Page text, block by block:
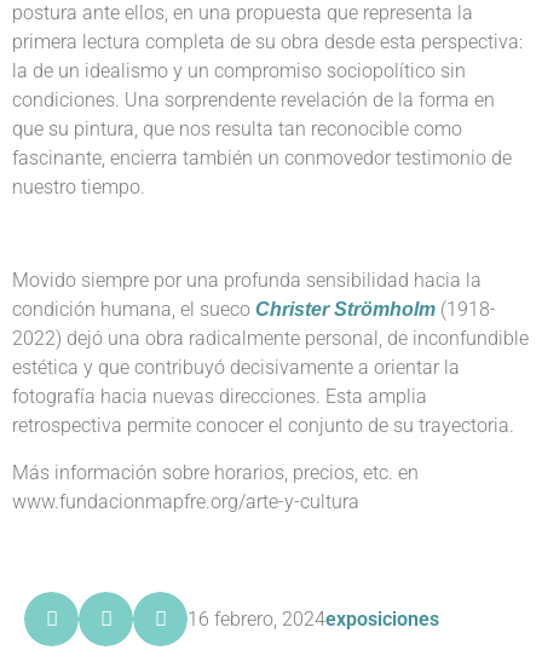
postura ante ellos, en una propuesta que representa la
primera lectura completa de su obra desde esta perspectiva:
la de un idealismo y un compromiso sociopolítico sin
condiciones. Una sorprendente revelación de la forma en
que su pintura, que nos resulta tan reconocible como
fascinante, encierra también un conmovedor testimonio de
nuestro tiempo.
Movido siempre por una profunda sensibilidad hacia la
condición humana, el sueco Christer Strömholm (1918-
2022) dejó una obra radicalmente personal, de inconfundible
estética y que contribuyó decisivamente a orientar la
fotografía hacia nuevas direcciones. Esta amplia
retrospectiva permite conocer el conjunto de su trayectoria.
Más información sobre horarios, precios, etc. en
www.fundacionmapfre.org/arte-y-cultura
16 febrero, 2024exposiciones